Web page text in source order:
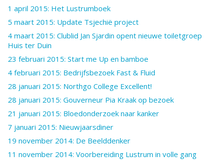
1 april 2015: Het Lustrumboek
5 maart 2015: Update Tsjechië project
4 maart 2015: Clublid Jan Sjardin opent nieuwe toiletgroep
Huis ter Duin
23 februari 2015: Start me Up en bamboe
4 februari 2015: Bedrijfsbezoek Fast & Fluid
28 januari 2015: Northgo College Excellent!
28 januari 2015: Gouverneur Pia Kraak op bezoek
21 januari 2015: Bloedonderzoek naar kanker
7 januari 2015: Nieuwjaarsdiner
19 november 2014: De Beelddenker
11 november 2014: Voorbereiding Lustrum in volle gang